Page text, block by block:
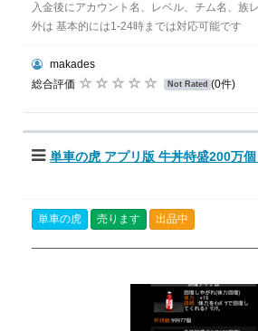
入金後にアカウント名、レベル、チム名、族
外は 基本的には1-24時までは対応可能です
makades
総合評価
Not Rated (0件)
単車の虎 アプリ版 牛丼特盛200万
単車の虎 売ります 出品中